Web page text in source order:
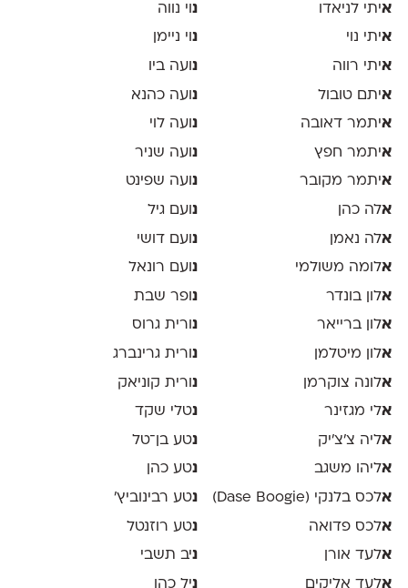
איתי לניאדו
איתי נוי
איתי רווה
איתם טובול
איתמר דאובה
איתמר חפץ
איתמר מקובר
אלה כהן
אלה נאמן
אלומה משולמי
אלון בונדר
אלון ברייאר
אלון מיטלמן
אלונה צוקרמן
אלי מגזינר
אליה צ׳צ׳יק
אליהו משגב
אלכס בלנקי (Dase Boogie)
אלכס פדואה
אלעד אורן
אלעד אליקים
נ וי נווה
נוי ניימן
נ ועה ביו
נ ועה כהנא
נועה לוי
נ ועה שניר
נועה שפינט
נ ועם גיל
נ ועם דושי
נועם רונאל
נ ופר שבת
נורית גרוס
נ ורית גרינברג
נ ורית קוניאק
נטלי שקד
נטע בן־טל
נטע כהן
נטע רבינוביץ׳
נטע רוזנטל
ניב תשבי
ניל כהן